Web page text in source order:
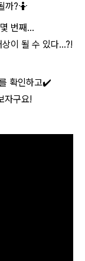
까?🤷
번째...
이 될 수 있다...?!
확인하고✔️
자구요!